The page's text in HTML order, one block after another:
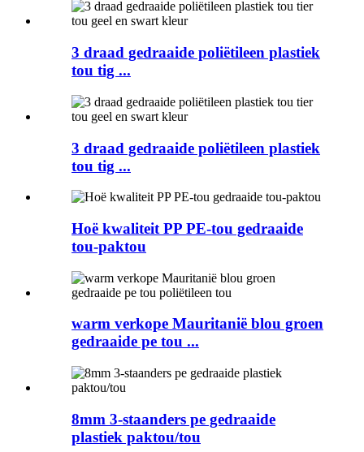
3 draad gedraaide poliëtileen plastiek
tou tig ...
3 draad gedraaide poliëtileen plastiek
tou tig ...
Hoë kwaliteit PP PE-tou gedraaide
tou-paktou
warm verkope Mauritanië blou groen
gedraaide pe tou ...
8mm 3-staanders pe gedraaide
plastiek paktou/tou